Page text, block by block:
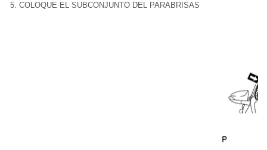
5. COLOQUE EL SUBCONJUNTO DEL PARABRISAS